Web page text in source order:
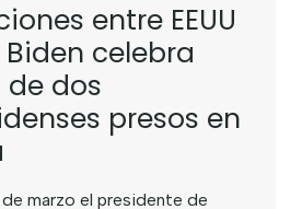
entre EEUU
celebra
dos
presos en
marzo el presidente de